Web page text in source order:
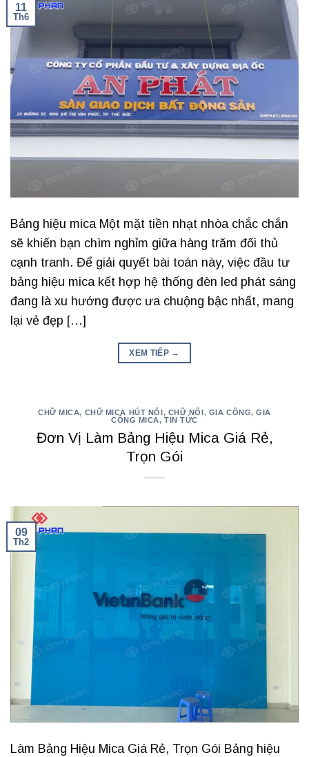
11
Th6
Bảng hiệu mica Một mặt tiền nhạt nhòa chắc chắn
sẽ khiến bạn chìm nghỉm giữa hàng trăm đối thủ
cạnh tranh. Để giải quyết bài toán này, việc đầu tư
bảng hiệu mica kết hợp hệ thống đèn led phát sáng
đang là xu hướng được ưa chuộng bậc nhất, mang
lại vẻ đẹp […]
XEM TIẾP →
CHỮ MICA, CHỮ MICA HÚT NỔI, CHỮ NỔI, GIA CÔNG,GIA
CÔNG MICA,TIN TỨC
Đơn Vị Làm Bảng Hiệu Mica Giá Rẻ,
Trọn Gói
09
Th2
Làm Bảng Hiệu Mica Giá Rẻ, Trọn Gói Bảng hiệu